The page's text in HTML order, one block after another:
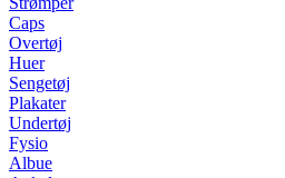
Caps
Overtøj
Huer
Sengetøj
Plakater
Undertøj
Fysio
Albue